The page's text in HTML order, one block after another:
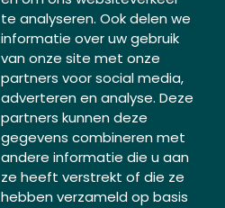
te analyseren. Ook delen we
informatie over uw gebruik
van onze site met onze
partners voor social media,
adverteren en analyse. Deze
partners kunnen deze
gegevens combineren met
andere informatie die u aan
ze heeft verstrekt of die ze
hebben verzameld op basis